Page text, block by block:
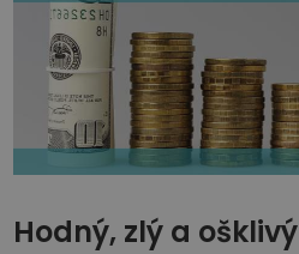
Hodný, zlý a ošklivý